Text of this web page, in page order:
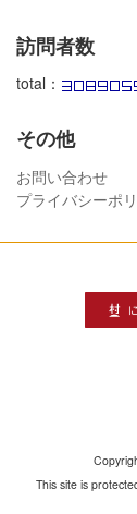
訪問者数
total：
その他
お問い合わせ
プライバシーポ
This site is